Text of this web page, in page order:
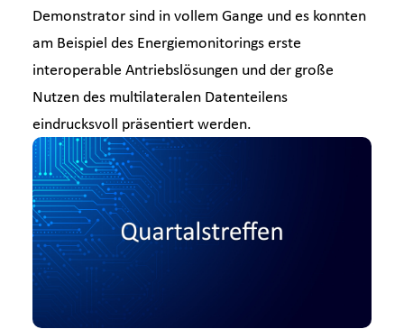
Demonstrator sind in vollem Gange und es konnten
am Beispiel des Energiemonitorings erste
interoperable Antriebslösungen und der große
Nutzen des multilateralen Datenteilens
eindrucksvoll präsentiert werden.
Branchen-News
Newsroom